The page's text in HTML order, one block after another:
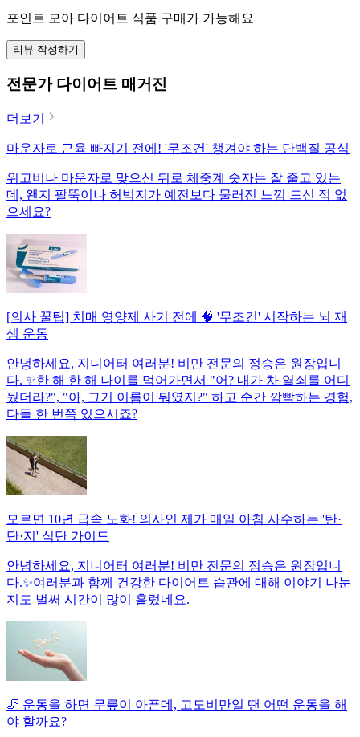
포인트 모아 다이어트 식품 구매가 가능해요
리뷰 작성하기
전문가 다이어트 매거진
더보기
마운자로 근육 빠지기 전에! '무조건' 챙겨야 하는 단백질 공식
위고비나 마운자로 맞으신 뒤로 체중계 숫자는 잘 줄고 있는
데, 왠지 팔뚝이나 허벅지가 예전보다 물러진 느낌 드신 적 없
으세요?
[의사 꿀팁] 치매 영양제 사기 전에 🧠 '무조건' 시작하는 뇌 재
생 운동
안녕하세요, 지니어터 여러분! 비만 전문의 정승은 원장입니
다. ✨한 해 한 해 나이를 먹어가면서 "어? 내가 차 열쇠를 어디
뒀더라?", "아, 그거 이름이 뭐였지?" 하고 순간 깜빡하는 경험,
다들 한 번쯤 있으시죠?
모르면 10년 급속 노화! 의사인 제가 매일 아침 사수하는 '탄·
단·지' 식단 가이드
안녕하세요, 지니어터 여러분! 비만 전문의 정승은 원장입니
다.✨여러분과 함께 건강한 다이어트 습관에 대해 이야기 나눈
지도 벌써 시간이 많이 흘렀네요.
🦵 운동을 하면 무릎이 아픈데, 고도비만일 땐 어떤 운동을 해
야 할까요?